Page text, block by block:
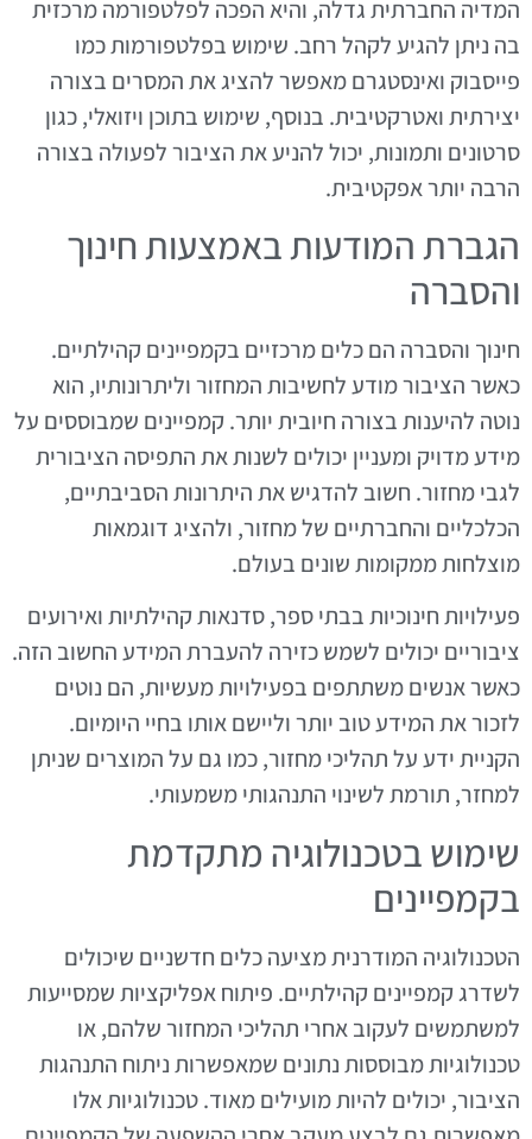
המדיה החברתית גדלה, והיא הפכה לפלטפורמה מרכזית
בה ניתן להגיע לקהל רחב. שימוש בפלטפורמות כמו
פייסבוק ואינסטגרם מאפשר להציג את המסרים בצורה
יצירתית ואטרקטיבית. בנוסף, שימוש בתוכן ויזואלי, כגון
סרטונים ותמונות, יכול להניע את הציבור לפעולה בצורה
הרבה יותר אפקטיבית.
הגברת המודעות באמצעות חינוך
והסברה
חינוך והסברה הם כלים מרכזיים בקמפיינים קהילתיים.
כאשר הציבור מודע לחשיבות המחזור וליתרונותיו, הוא
נוטה להיענות בצורה חיובית יותר. קמפיינים שמבוססים על
מידע מדויק ומעניין יכולים לשנות את התפיסה הציבורית
לגבי מחזור. חשוב להדגיש את היתרונות הסביבתיים,
הכלכליים והחברתיים של מחזור, ולהציג דוגמאות
מוצלחות ממקומות שונים בעולם.
פעילויות חינוכיות בבתי ספר, סדנאות קהילתיות ואירועים
ציבוריים יכולים לשמש כזירה להעברת המידע החשוב הזה.
כאשר אנשים משתתפים בפעילויות מעשיות, הם נוטים
לזכור את המידע טוב יותר וליישם אותו בחיי היומיום.
הקניית ידע על תהליכי מחזור, כמו גם על המוצרים שניתן
למחזר, תורמת לשינוי התנהגותי משמעותי.
שימוש בטכנולוגיה מתקדמת
בקמפיינים
הטכנולוגיה המודרנית מציעה כלים חדשניים שיכולים
לשדרג קמפיינים קהילתיים. פיתוח אפליקציות שמסייעות
למשתמשים לעקוב אחרי תהליכי המחזור שלהם, או
טכנולוגיות מבוססות נתונים שמאפשרות ניתוח התנהגות
הציבור, יכולים להיות מועילים מאוד. טכנולוגיות אלו